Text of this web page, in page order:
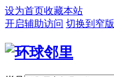
设为首页收藏本站
开启辅助访问 切换到窄版